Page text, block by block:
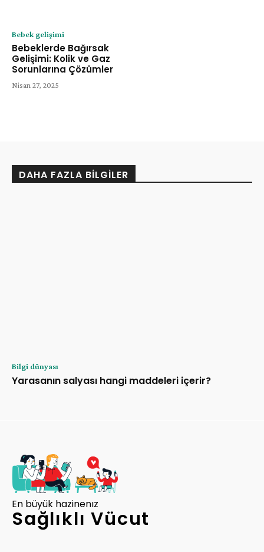
Bebek gelişimi
Bebeklerde Bağırsak
Gelişimi: Kolik ve Gaz
Sorunlarına Çözümler
Nisan 27, 2025
DAHA FAZLA BILGILER
Bilgi dünyası
Yarasanın salyası hangi maddeleri içerir?
En büyük hazinenız
Sağlıklı Vücut